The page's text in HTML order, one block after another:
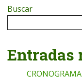
Buscar
Entradas